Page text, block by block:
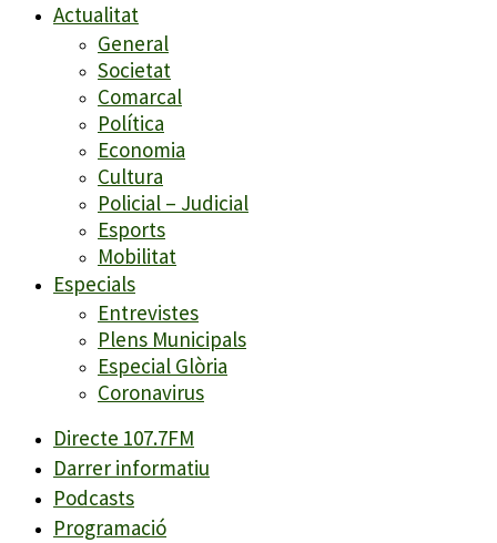
Actualitat
General
Societat
Comarcal
Política
Economia
Cultura
Policial – Judicial
Esports
Mobilitat
Especials
Entrevistes
Plens Municipals
Especial Glòria
Coronavirus
Directe 107.7FM
Darrer informatiu
Podcasts
Programació